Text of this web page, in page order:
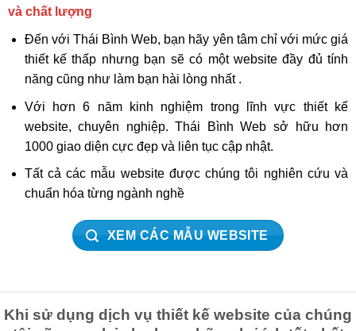
và chất lượng
Đến với Thái Bình Web, bạn hãy yên tâm chỉ với mức giá
thiết kế thấp nhưng bạn sẽ có một website đầy đủ tính
năng cũng như làm bạn hài lòng nhất .
Với hơn 6 năm kinh nghiệm trong lĩnh vực thiết kế
website, chuyên nghiệp. Thái Bình Web sở hữu hơn
1000 giao diện cực đẹp và liên tục cập nhật.
Tất cả các mẫu website được chúng tôi nghiên cứu và
chuẩn hóa từng ngành nghề
XEM CÁC MẪU WEBSITE
Khi sử dụng dịch vụ thiết kế website của chúng